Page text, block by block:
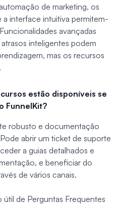
de marketing, os
interface intuitiva permitem-
avançadas
inteligentes podem
mas os recursos
estão disponíveis se
FunnelKit?
robusto e documentação
abrir um ticket de suporte
a guias detalhados e
e beneficiar do
de vários canais.
útil de Perguntas Frequentes